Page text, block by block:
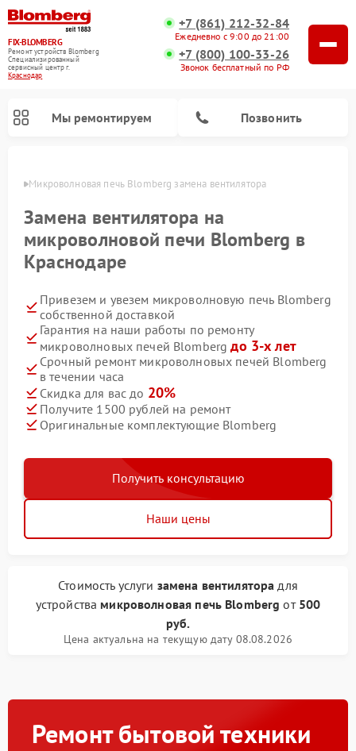
FIX-BLOMBERG
Ремонт устройств Blomberg
Специализированный
cервисный центр г.
Краснодар
+7 (861) 212-32-84
Ежедневно с 9:00 до 21:00
+7 (800) 100-33-26
Звонок бесплатный по РФ
Мы ремонтируем Позвонить
Микроволновая печь Blomberg замена вентилятора
Замена вентилятора на
микроволновой печи Blomberg в
Краснодаре
Привезем и увезем микроволновую печь Blomberg
собственной доставкой
Гарантия на наши работы по ремонту
микроволновых печей Blombergдо 3-х лет
Срочный ремонт микроволновых печей Blomberg
в течении часа
Скидка для вас до 20%
Получите 1500 рублей на ремонт
Оригинальные комплектующие Blomberg
Получить консультацию
Наши цены
Стоимость услуги замена вентилятора для
устройства микроволновая печь Blomberg от 500
руб.
Цена актуальна на текущую дату 08.08.2026
Ремонт бытовой техники